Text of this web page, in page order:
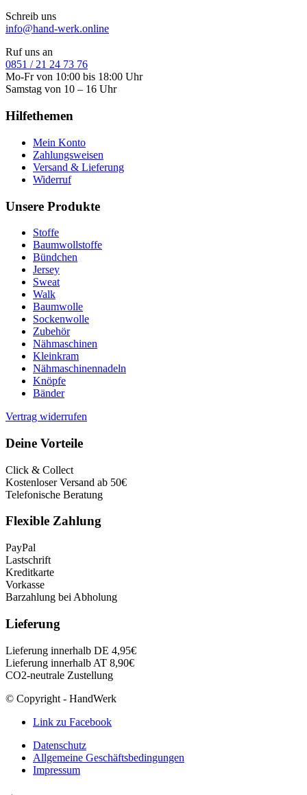
Schreib uns
info@hand-werk.online
Ruf uns an
0851 / 21 24 73 76
Mo-Fr von 10:00 bis 18:00 Uhr
Samstag von 10 – 16 Uhr
Hilfethemen
Mein Konto
Zahlungsweisen
Versand & Lieferung
Widerruf
Unsere Produkte
Stoffe
Baumwollstoffe
Bündchen
Jersey
Sweat
Walk
Baumwolle
Sockenwolle
Zubehör
Nähmaschinen
Kleinkram
Nähmaschinennadeln
Knöpfe
Bänder
Vertrag widerrufen
Deine Vorteile
Click & Collect
Kostenloser Versand ab 50€
Telefonische Beratung
Flexible Zahlung
PayPal
Lastschrift
Kreditkarte
Vorkasse
Barzahlung bei Abholung
Lieferung
Lieferung innerhalb DE 4,95€
Lieferung innerhalb AT 8,90€
CO2-neutrale Zustellung
© Copyright - HandWerk
Link zu Facebook
Datenschutz
Allgemeine Geschäftsbedingungen
Impressum